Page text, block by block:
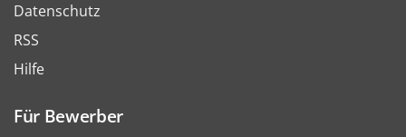
Datenschutz
RSS
Hilfe
Für Bewerber